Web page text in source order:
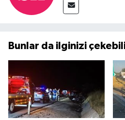
Bunlar da ilginizi